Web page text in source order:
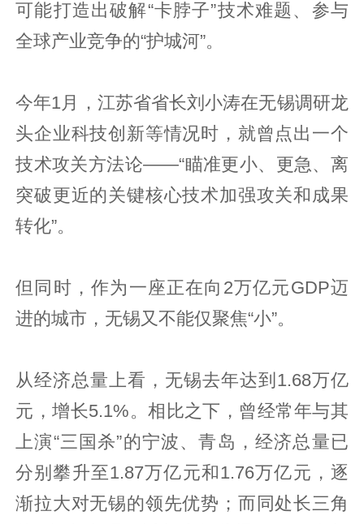
可能打造出破解“卡脖子”技术难题、参与
全球产业竞争的“护城河”。
今年1月，江苏省省长刘小涛在无锡调研龙
头企业科技创新等情况时，就曾点出一个
技术攻关方法论——“瞄准更小、更急、离
突破更近的关键核心技术加强攻关和成果
转化”。
但同时，作为一座正在向2万亿元GDP迈
进的城市，无锡又不能仅聚焦“小”。
从经济总量上看，无锡去年达到1.68万亿
元，增长5.1%。相比之下，曾经常年与其
上演“三国杀”的宁波、青岛，经济总量已
分别攀升至1.87万亿元和1.76万亿元，逐
渐拉大对无锡的领先优势；而同处长三角